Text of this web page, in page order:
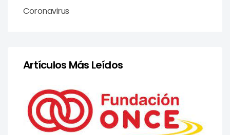
Coronavirus
Artículos Más Leídos